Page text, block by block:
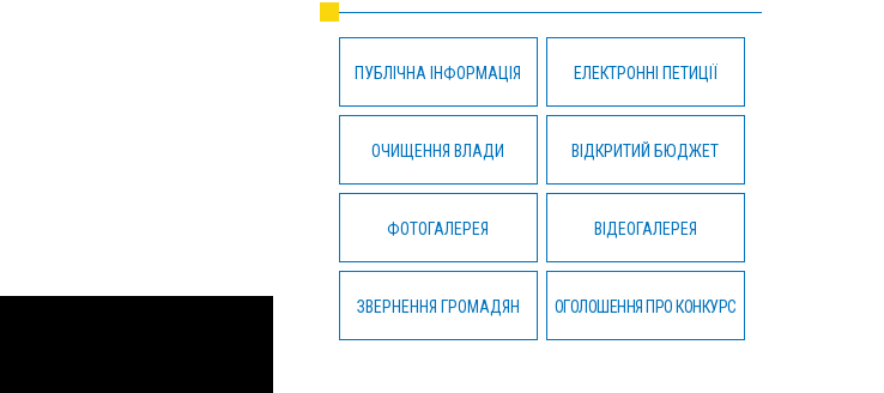
ПУБЛІЧНА ІНФОРМАЦІЯ ЕЛЕКТРОННІ ПЕТИЦІЇ
ОЧИЩЕННЯ ВЛАДИ ВІДКРИТИЙ БЮДЖЕТ
ФОТОГАЛЕРЕЯ ВІДЕОГАЛЕРЕЯ
ЗВЕРНЕННЯ ГРОМАДЯН ОГОЛОШЕННЯ ПРО КОНКУРС